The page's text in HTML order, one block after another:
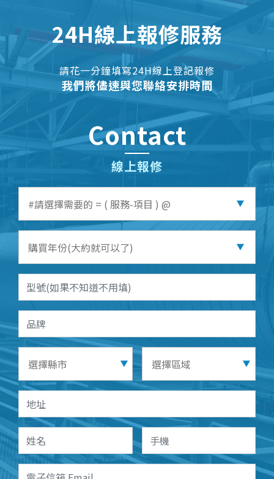
24H線上報修服務
請花一分鐘填寫24H線上登記報修
我們將儘速與您聯絡安排時間
Contact
線上報修